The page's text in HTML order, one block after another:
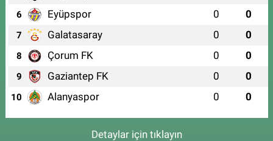
6 Eyüpspor 0 0
7 Galatasaray 0 0
8 Çorum FK 0 0
9 Gaziantep FK 0 0
10 Alanyaspor 0 0
Detaylar için tıklayın